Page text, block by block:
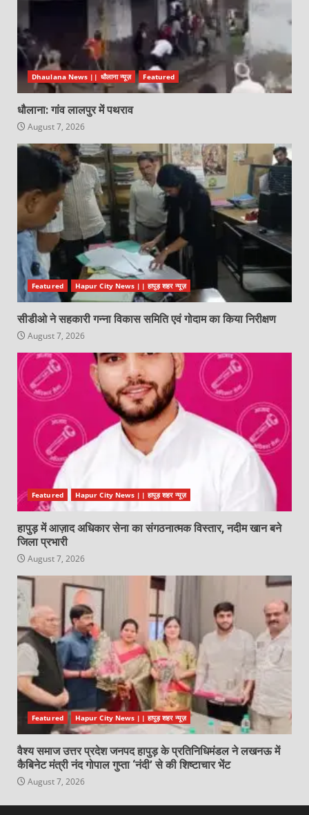
Dhaulana News || धौलाना न्यूज़ Featured
धौलाना: गांव लालपुर में पथराव
August 7, 2026
Featured Hapur City News || हापुड़ शहर न्यूज़
सीडीओ ने सहकारी गन्ना विकास समिति एवं गोदाम का किया निरीक्षण
August 7, 2026
Featured Hapur City News || हापुड़ शहर न्यूज़
हापुड़ में आज़ाद अधिकार सेना का संगठनात्मक विस्तार, नदीम खान बने
जिला प्रभारी
August 7, 2026
Featured Hapur City News || हापुड़ शहर न्यूज़
वैश्य समाज उत्तर प्रदेश जनपद हापुड़ के प्रतिनिधिमंडल ने लखनऊ में
कैबिनेट मंत्री नंद गोपाल गुप्ता ‘नंदी’ से की शिष्टाचार भेंट
August 7, 2026